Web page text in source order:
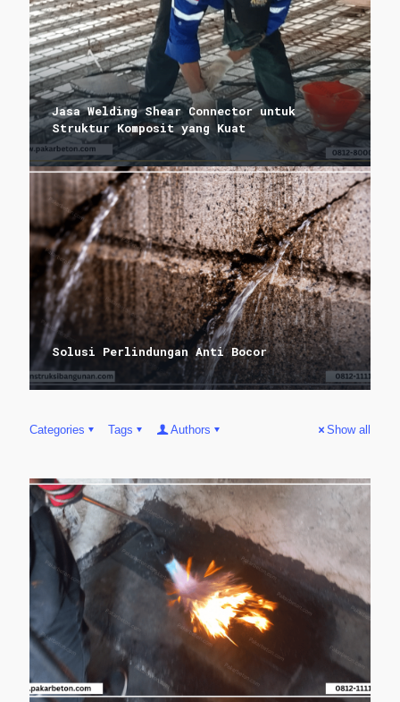
Jasa Welding Shear Connector untuk
Struktur Komposit yang Kuat
Solusi Perlindungan Anti Bocor
Categories Tags Authors Show all